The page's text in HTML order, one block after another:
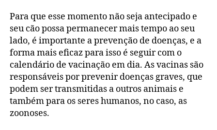
Para que esse momento não seja antecipado e
seu cão possa permanecer mais tempo ao seu
lado, é importante a prevenção de doenças, e a
forma mais eficaz para isso é seguir com o
calendário de vacinação em dia. As vacinas são
responsáveis por prevenir doenças graves, que
podem ser transmitidas a outros animais e
também para os seres humanos, no caso, as
zoonoses.